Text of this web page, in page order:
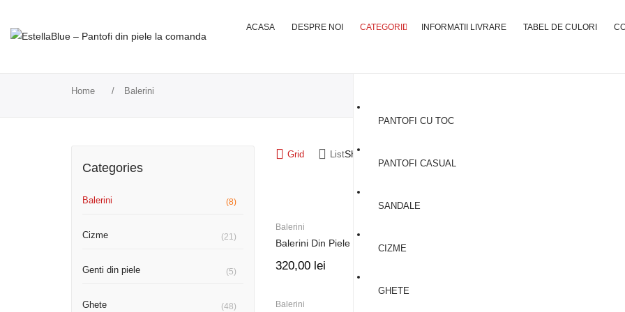
ACASA DESPRE NOI CATEGORII
PANTOFI CU TOC
PANTOFI CASUAL
SANDALE
CIZME
GHETE
INFORMATII LIVRARE TABEL DE CULORI
Home / Balerini
Categories
Balerini (8)
Cizme (21)
Genti din piele (5)
Ghete (48)
Grid ListShowing all 8 results
Balerini
Balerini Din Piele #01
320,00 lei
Balerini